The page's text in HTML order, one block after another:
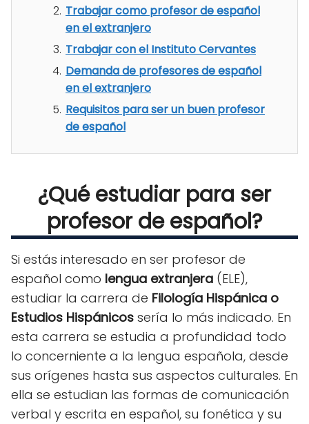
Trabajar como profesor de español
en el extranjero
Trabajar con el Instituto Cervantes
Demanda de profesores de español
en el extranjero
Requisitos para ser un buen profesor
de español
¿Qué estudiar para ser
profesor de español?
Si estás interesado en ser profesor de
español como lengua extranjera (ELE),
estudiar la carrera de Filología Hispánica o
Estudios Hispánicos sería lo más indicado. En
esta carrera se estudia a profundidad todo
lo concerniente a la lengua española, desde
sus orígenes hasta sus aspectos culturales. En
ella se estudian las formas de comunicación
verbal y escrita en español, su fonética y su